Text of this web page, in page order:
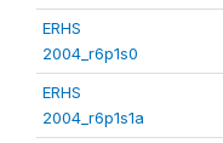
ERHS
2004_r6p1s0
ERHS
2004_r6p1s1a